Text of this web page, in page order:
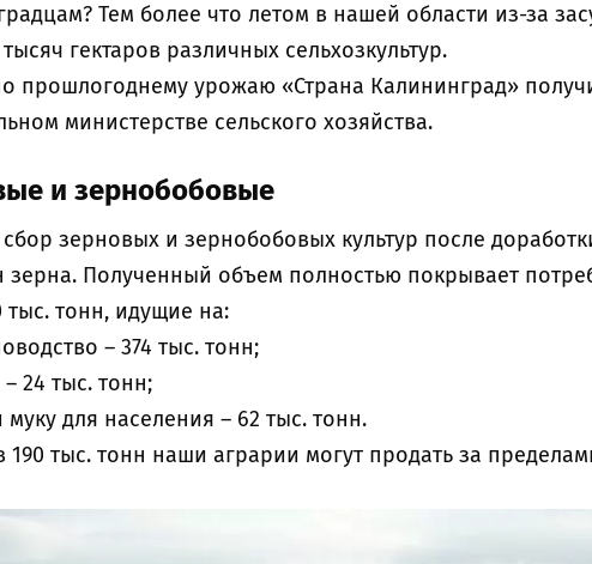
Тем более что летом в нашей области из-за
гектаров различных сельхозкультур.
прошлогоднему урожаю «Страна Калининград»
министерстве сельского хозяйства.
и зернобобовые
зерновых и зернобобовых культур после
зерна. Полученный объем полностью покрывает
тыс. тонн, идущие на:
– 374 тыс. тонн;
24 тыс. тонн;
муку для населения – 62 тыс. тонн.
190 тыс. тонн наши аграрии могут продать за